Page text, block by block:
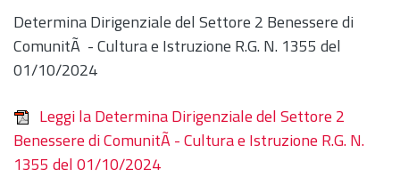
Determina Dirigenziale del Settore 2 Benessere di
ComunitÃ - Cultura e Istruzione R.G. N. 1355 del
01/10/2024
Leggi la Determina Dirigenziale del Settore 2
Benessere di ComunitÃ - Cultura e Istruzione R.G. N.
1355 del 01/10/2024